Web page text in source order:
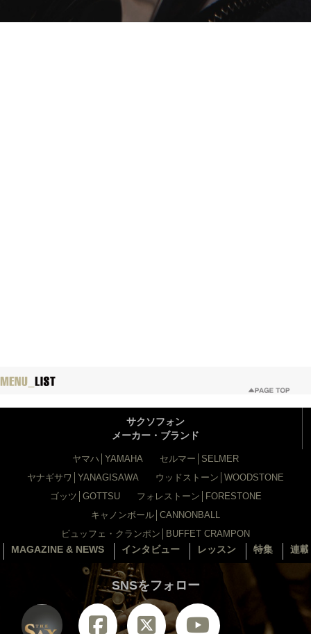
サクソフォン
メーカー・ブランド
ヤマハ│YAMAHA
セルマー│SELMER
ヤナギサワ│YANAGISAWA
ウッドストーン│WOODSTONE
ゴッツ│GOTTSU
フォレストーン│FORESTONE
キャノンボール│CANNONBALL
ビュッフェ・クランポン│BUFFET CRAMPON
MAGAZINE & NEWS インタビュー レッスン 特集 連
SNSをフォロー